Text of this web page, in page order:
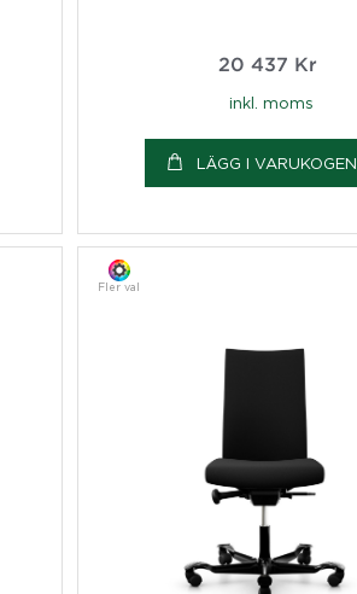
20 437 Kr
inkl. moms
LÄGG I VARUKOGEN
Fler val